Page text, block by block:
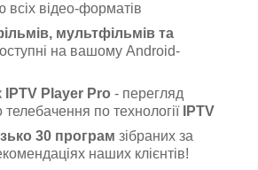
всіх відео-форматів
мультфільмів та
на вашому Android-
IPTV Player Pro - перегляд
по технології IPTV
30 програм зібраних за
наших клієнтів!